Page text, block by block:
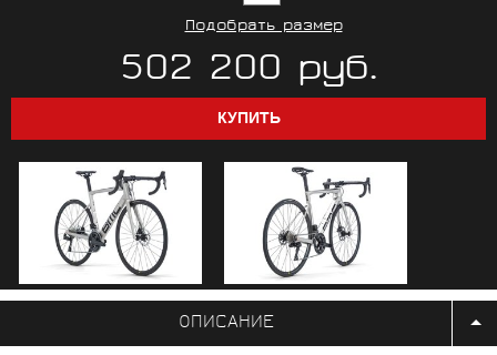
Подобрать размер
502 200 руб.
ОПИСАНИЕ